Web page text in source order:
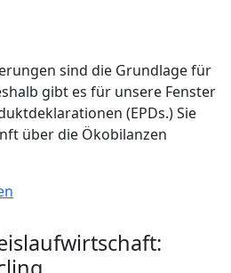
sind die Grundlage für
gibt es für unsere Fenster
(EPDs.) Sie
über die Ökobilanzen